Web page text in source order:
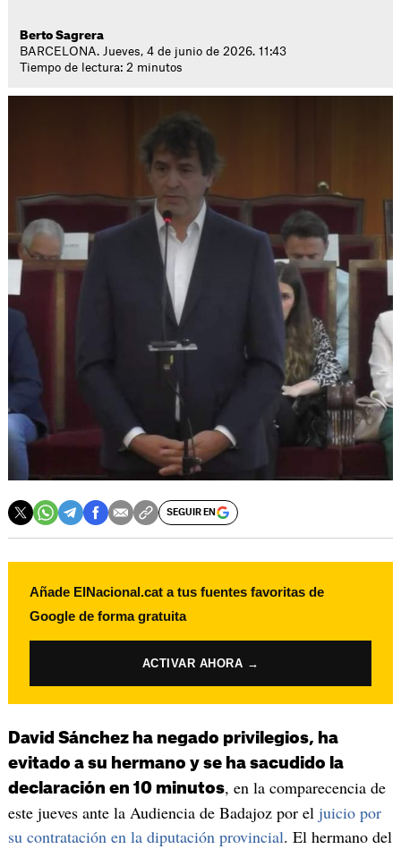
Berto Sagrera
BARCELONA. Jueves, 4 de junio de 2026. 11:43
Tiempo de lectura: 2 minutos
SEGUIR EN
Añade ElNacional.cat a tus fuentes favoritas de
Google de forma gratuita
ACTIVAR AHORA →
David Sánchez ha negado privilegios, ha
evitado a su hermano y se ha sacudido la
declaración en 10 minutos, en la comparecencia de
este jueves ante la Audiencia de Badajoz por el juicio por
su contratación en la diputación provincial. El hermano del